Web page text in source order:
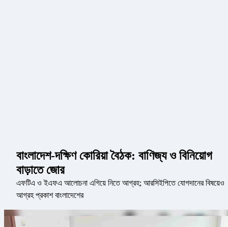
বাংলাদেশ-দক্ষিণ কোরিয়া বৈঠক: বাণিজ্য ও বিনিয়োগ
বাড়াতে জোর
এফটিএ ও ইএফএ আলোচনা এগিয়ে নিতে আগ্রহ; আরসিইপিতে যোগদানের বিষয়েও
আগ্রহ প্রকাশ বাংলাদেশের